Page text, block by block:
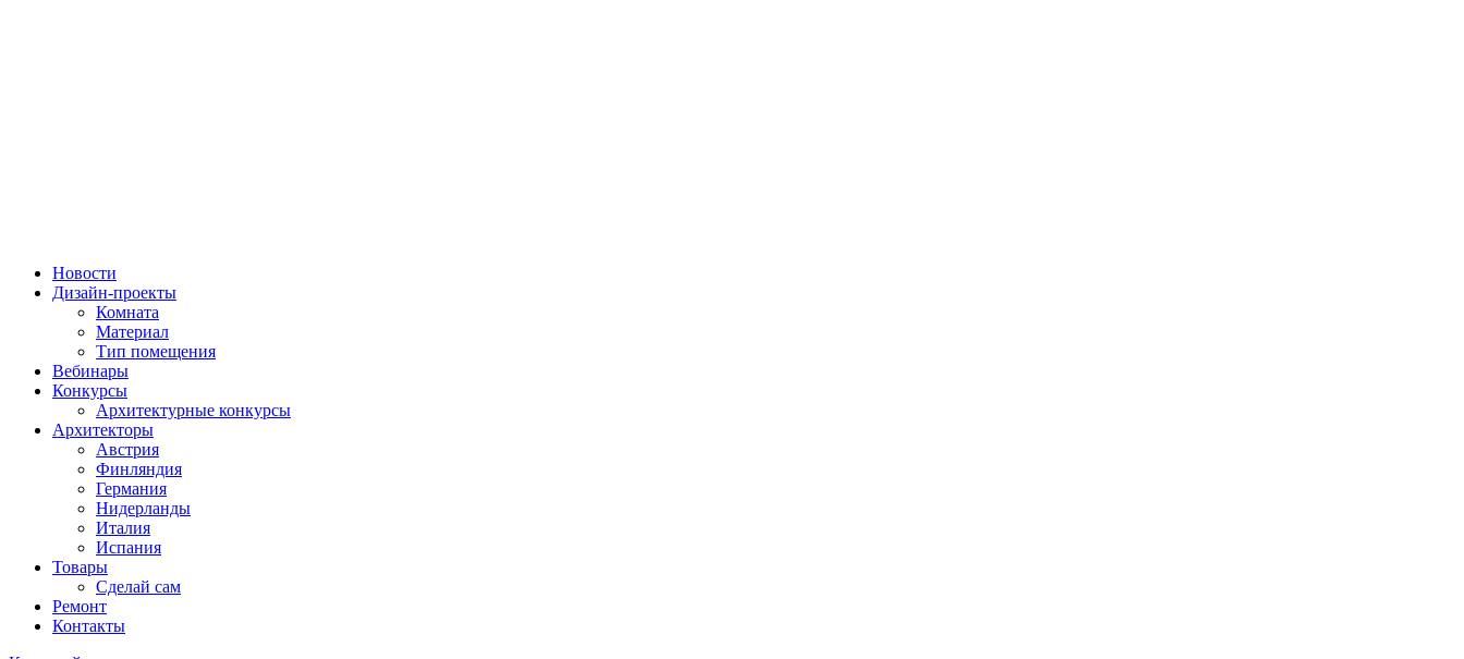
Новости
Дизайн-проекты
Комната
Материал
Тип помещения
Вебинары
Конкурсы
Архитектурные конкурсы
Архитекторы
Австрия
Финляндия
Германия
Нидерланды
Италия
Испания
Товары
Сделай сам
Ремонт
Контакты